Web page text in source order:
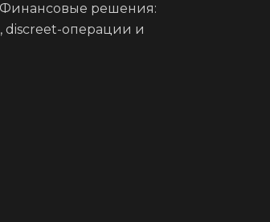
решения:
discreet-операции и